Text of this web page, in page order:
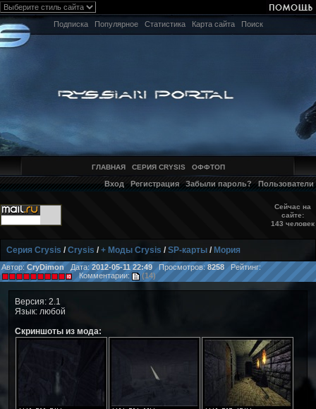
Подписка Популярное Статистика Карта сайта Поиск
ГЛАВНАЯ СЕРИЯ CRYSIS ОФФТОП
Вход Регистрация Забыли пароль? Пользователи
Сейчас на
сайте:
143 человек
Серия Crysis /Crysis /+ Моды Crysis /SP-карты / Мория
Автор: CryDimonДата: 2012-05-11 22:49 Просмотров:8258 Рейтинг:
Комментарии:
(14)
Версия: 2.1
Язык: любой
Скриншоты из мода: